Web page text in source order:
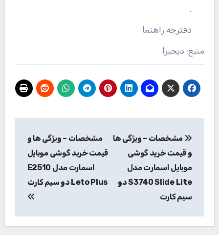
,
دفترچه‌ راهنما
منبع: دیجیزا
نوشته
مشخصات – ویژگی ها
و قیمت خرید گوشی
موبایل اسمارت مدل
S3740 Slide Lite دو
سیم کارت
مشخصات – ویژگی ها و
قیمت خرید گوشی موبایل
اسمارت مدل E2510
Leto Plus دو سیم کارت